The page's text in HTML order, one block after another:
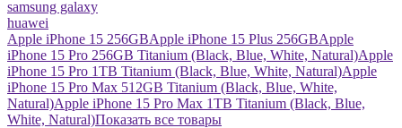
samsung galaxy
huawei
Apple iPhone 15 256GBApple iPhone 15 Plus 256GBApple
iPhone 15 Pro 256GB Titanium (Black, Blue, White, Natural)Apple
iPhone 15 Pro 1TB Titanium (Black, Blue, White, Natural)Apple
iPhone 15 Pro Max 512GB Titanium (Black, Blue, White,
Natural)Apple iPhone 15 Pro Max 1TB Titanium (Black, Blue,
White, Natural)Показать все товары